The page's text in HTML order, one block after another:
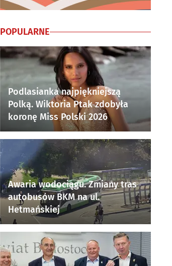
POPULARNE
Podlasianka najpiękniejszą
Polką. Wiktoria Ptak zdobyła
koronę Miss Polski 2026
Awaria wodociągu. Zmiany tras
autobusów BKM na ul.
Hetmańskiej